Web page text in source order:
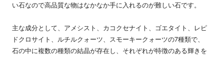
い石なので高品質な物はなかなか手に入れるのが難しい石です。
主な成分として、アメシスト、カコクセナイト、ゴエタイト、レピ
ドクロサイト、ルチルクォーツ、スモーキークォーツの7種類で、
石の中に複数の種類の結晶が存在し、それぞれが特徴のある輝きを